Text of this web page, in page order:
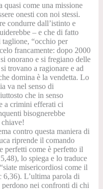
quasi come una missione
onesti con noi stessi.
condurre dall’istinto e
– e che di fatto
taglione, “occhio per
francamente: dopo 2000
onorano e si fregiano delle
trovano a ragionare e ad
domina è la vendetta. Lo
va nel senso di
che in senso
a crimini efferati ci
bisognerebbe
contro questa maniera di
riprende il comando
perfetti come è perfetto il
lo spiega e lo traduce
misericordiosi come il
6,36). L’ultima parola di
perdono nei confronti di chi